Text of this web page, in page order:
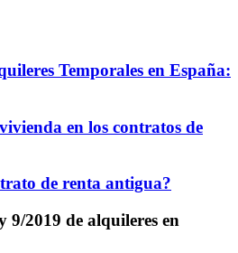
Temporales en España:
en los contratos de
de renta antigua?
9/2019 de alquileres en